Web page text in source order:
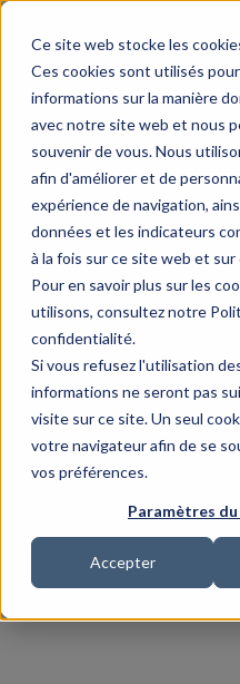
Ce site web stocke les
Ces cookies sont utilisés
informations sur la manière
avec notre site web et nous
souvenir de vous. Nous
afin d'améliorer et de
expérience de navigation,
données et les indicateurs
à la fois sur ce site web et
Pour en savoir plus sur les
utilisons, consultez notre
confidentialité.
Si vous refusez l'utilisation
informations ne seront pas
visite sur ce site. Un seul
votre navigateur afin de se
vos préférences.
Paramètres
Accepter